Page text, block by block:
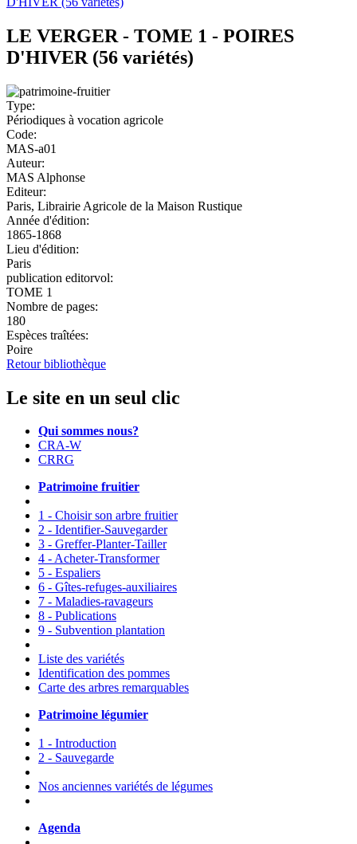
LE VERGER - TOME 1 - POIRES
D'HIVER (56 variétés)
Type:
Périodiques à vocation agricole
Code:
MAS-a01
Auteur:
MAS Alphonse
Editeur:
Paris, Librairie Agricole de la Maison Rustique
Année d'édition:
1865-1868
Lieu d'édition:
Paris
publication editorvol:
TOME 1
Nombre de pages:
180
Espèces traîtées:
Poire
Retour bibliothèque
Le site en un seul clic
Qui sommes nous?
CRA-W
CRRG
Patrimoine fruitier
1 - Choisir son arbre fruitier
2 - Identifier-Sauvegarder
3 - Greffer-Planter-Tailler
4 - Acheter-Transformer
5 - Espaliers
6 - Gîtes-refuges-auxiliaires
7 - Maladies-ravageurs
8 - Publications
9 - Subvention plantation
Liste des variétés
Identification des pommes
Carte des arbres remarquables
Patrimoine légumier
1 - Introduction
2 - Sauvegarde
Nos anciennes variétés de légumes
Agenda